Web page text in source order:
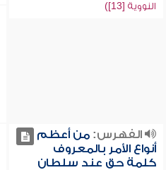
النووية [13])
الفهرس:من أعظم
أنواع الأمر بالمعروف
كلمة حق عند سلطان